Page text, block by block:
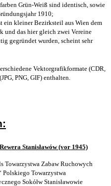
Grün-Weiß sind identisch, sowie
1910;
ein kleiner Bezirksteil aus Wien dem
und das hier gleich zwei Vereine
gegründet wurden, scheint sehr
Vektorgrafikformate (CDR,
PNG, GIF) enthalten.
Stanisławów (vor 1945)
Towarzystwa Zabaw Ruchowych
Polskiego Towarzystwa
Sokółw Stanisławowie